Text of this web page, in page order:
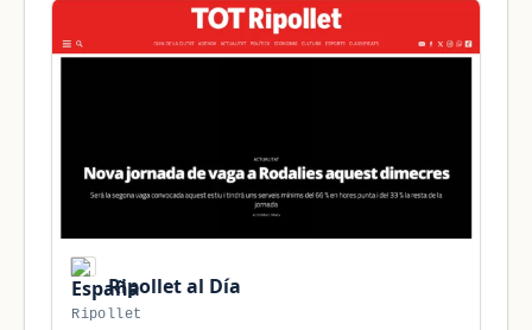
Ripollet al Día
Ripollet